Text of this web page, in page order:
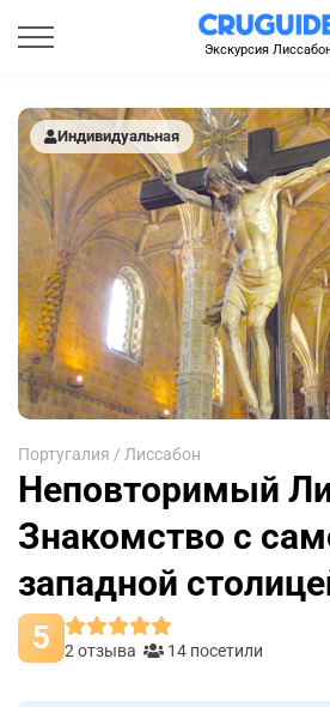
Экскурсия
Индивидуальная
Португалия / Лиссабон
Неповторимый
Знакомство с
западной
5 2 отзыва 14 посетили